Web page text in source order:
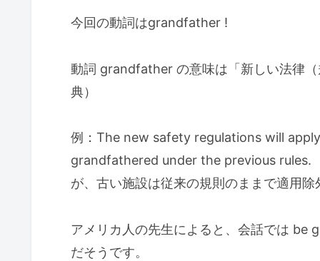
今回の動詞はgrandfather !
動詞 grandfather の意味は「新しい法律
典）
例：The new safety regulations will
grandfathered under the previous rules.
が、古い施設は従来の規則のままで適用除
アメリカ人の先生によると、会話では
だそうです。